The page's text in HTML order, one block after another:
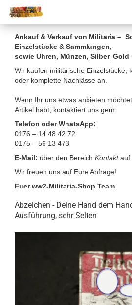
Ankauf & Verkauf von Militaria –
Einzelstücke & Sammlungen,
sowie Uhren, Münzen, Silber,
Wir kaufen militärische Einzelstücke,
oder komplette Nachlässe an.
Wenn Ihr uns etwas anbieten
Artikel habt, kontaktiert uns gern:
Telefon oder WhatsApp:
0176 – 14 48 42 72
0175 – 56 13 473
E-Mail: über den Bereich Kontakt auf
Wir freuen uns auf Eure Anfrage!
Euer ww2-Militaria-Shop Team
Abzeichen - Deine Hand dem
Ausführung, sehr Selten